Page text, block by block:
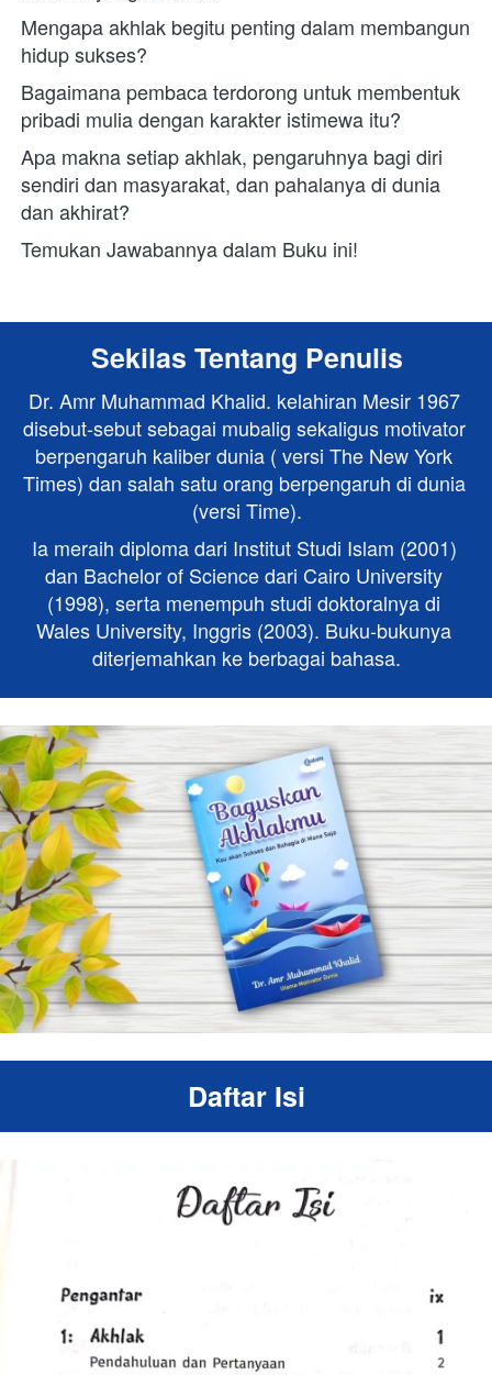
Mengapa akhlak begitu penting dalam membangun
hidup sukses?
Bagaimana pembaca terdorong untuk membentuk
pribadi mulia dengan karakter istimewa itu?
Apa makna setiap akhlak, pengaruhnya bagi diri
sendiri dan masyarakat, dan pahalanya di dunia
dan akhirat?
Temukan Jawabannya dalam Buku ini!
Sekilas Tentang Penulis
Dr. Amr Muhammad Khalid. kelahiran Mesir 1967
disebut-sebut sebagai mubalig sekaligus motivator
berpengaruh kaliber dunia ( versi The New York
Times) dan salah satu orang berpengaruh di dunia
(versi Time).
Ia meraih diploma dari Institut Studi Islam (2001)
dan Bachelor of Science dari Cairo University
(1998), serta menempuh studi doktoralnya di
Wales University, Inggris (2003). Buku-bukunya
diterjemahkan ke berbagai bahasa.
Daftar Isi